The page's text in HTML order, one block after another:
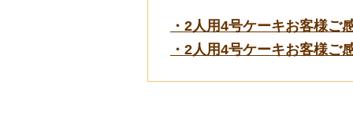
・2人用4号ケーキお客様ご
・2人用4号ケーキお客様ご